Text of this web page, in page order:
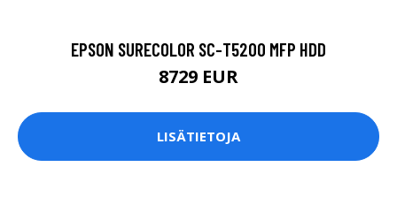
EPSON SURECOLOR SC-T5200 MFP HDD
8729 EUR
LISÄTIETOJA